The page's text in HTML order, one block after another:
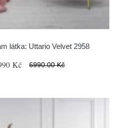
látka: Uttario Velvet 2958
Kč 6990.00 Kč